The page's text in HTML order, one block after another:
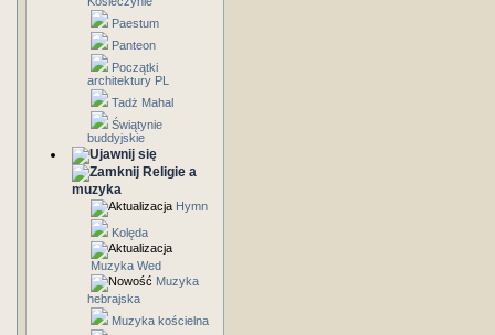
Paestum
Panteon
Początki
architektury PL
Tadż Mahal
Świątynie
buddyjskie
Religie a
muzyka
Hymn
Kolęda
Muzyka Wed
Muzyka
hebrajska
Muzyka kościelna